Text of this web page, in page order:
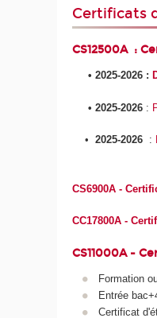
Certificats
CS12500A :
• 2025-2026 :
• 2025-2026 :
•2025-2026 :
CS6900A -
CC17800A -
CS11000A -
Formation
Entrée
Certificat